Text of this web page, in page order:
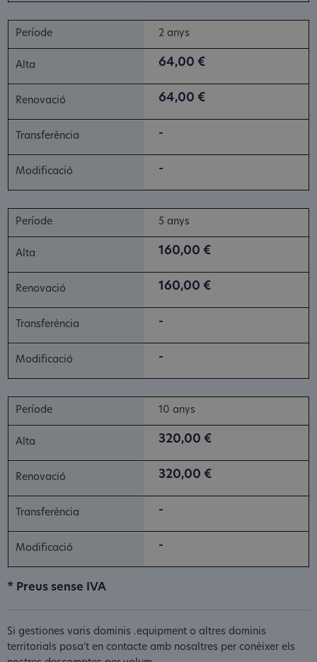
2 anys
64,00 €
64,00 €
-
-
5 anys
160,00 €
160,00 €
-
-
10 anys
320,00 €
320,00 €
-
-
* Preus sense IVA
Si gestiones varis dominis .equipment o altres dominis
territorials posa't en contacte amb nosaltres per conèixer els